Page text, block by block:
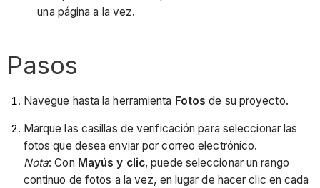
una página a la vez.
Pasos
Navegue hasta la herramienta Fotos de su proyecto.
Marque las casillas de verificación para seleccionar las
fotos que desea enviar por correo electrónico.
Nota:Con Mayús y clic, puede seleccionar un rango
continuo de fotos a la vez, en lugar de hacer clic en cada